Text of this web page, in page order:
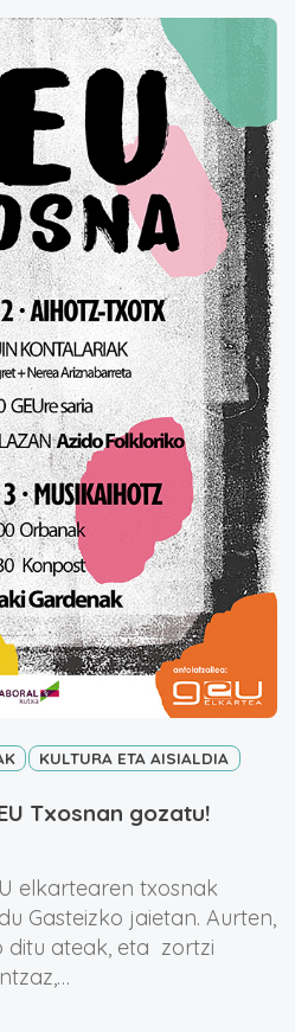
KULTURA ETA AISIALDIA
Txosnan gozatu!
elkartearen txosnak
Gasteizko jaietan. Aurten,
ditu ateak, eta zortzi